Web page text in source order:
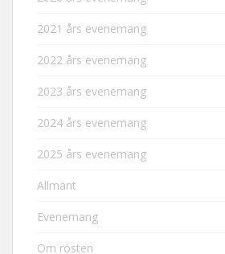
2021 års evenemang
2022 års evenemang
2023 års evenemang
2024 års evenemang
2025 års evenemang
Allmänt
Evenemang
Om rösten